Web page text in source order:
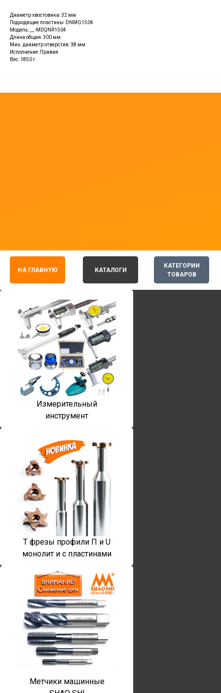
Диаметр хвостовика: 32 мм
Подходящие пластины: DNMG1504
Модель: __-MDQNR1504
Длина общая: 300 мм
Мин. диаметр отверстия: 38 мм
Исполнение: Правая
Вес: 1850 г
КАТЕГОРИИ
ТОВАРОВ
НА ГЛАВНУЮ КАТАЛОГИ
Измерительный
инструмент
T фрезы профили П и U
монолит и с пластинами
Метчики машинные